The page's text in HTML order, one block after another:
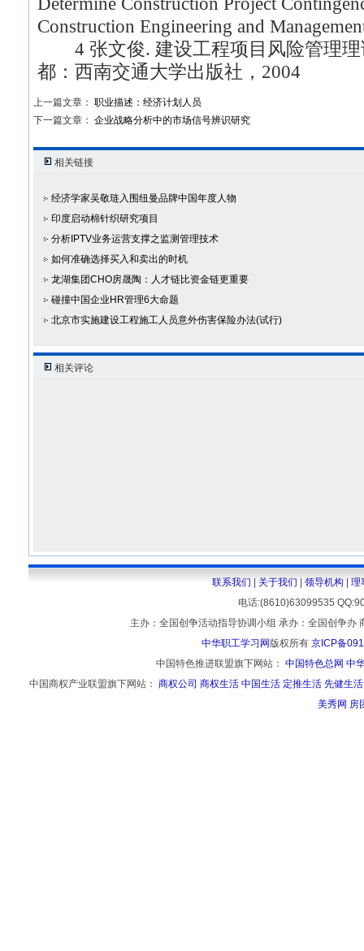
Construction Engineering and
4 张文俊. 建设工程项目风险管理理
都：西南交通大学出版社，2004
上一篇文章： 职业描述：经济计划人员
下一篇文章： 企业战略分析中的市场信号辨识研究
相关链接
经济学家吴敬琏入围纽曼品牌中国年度人物
印度启动棉针织研究项目
分析IPTV业务运营支撑之监测管理技术
如何准确选择买入和卖出的时机
龙湖集团CHO房晟陶：人才链比资金链更重要
碰撞中国企业HR管理6大命题
北京市实施建设工程施工人员意外伤害保险办法(试行)
相关评论
联系我们 关于我们 领导机构
理
电话:(8610)63099535
主办：全国创争活动指导协调小组 承办：全国创争
中华职工学习网 版权所有 京ICP备
中国特色推进联盟旗下网站： 中国特色总网 中
中国商权产业联盟旗下网站： 商权公司 商权生活 中国生活 定推生活 先健生活
美秀网 房